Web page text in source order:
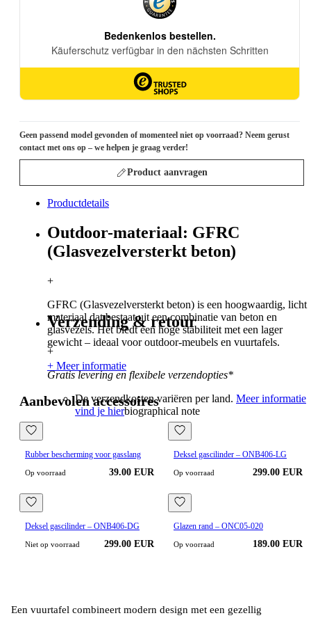
Geen passend model gevonden of momenteel niet op voorraad? Neem gerust
contact met ons op – we helpen je graag verder!
Product aanvragen
Productdetails
Outdoor-materiaal: GFRC
(Glasvezelversterkt beton)
+
GFRC (Glasvezelversterkt beton) is een hoogwaardig, licht
materiaal dat bestaat uit een combinatie van beton en
glasvezels. Het biedt een hoge stabiliteit met een lager
gewicht – ideaal voor outdoor-meubels en vuurtafels.
+ Meer informatie
Verzending & retour
+
Gratis levering en flexibele verzendopties*
De verzendkosten variëren per land. Meer informatie
vind je hierbiographical note
Aanbevolen accessoires
Rubber bescherming voor gasslang
Op voorraad 39.00 EUR
Deksel gascilinder – ONB406-LG
Op voorraad 299.00 EUR
Deksel gascilinder – ONB406-DG
Niet op voorraad 299.00 EUR
Glazen rand – ONC05-020
Op voorraad 189.00 EUR
Een vuurtafel combineert modern design met een gezellig